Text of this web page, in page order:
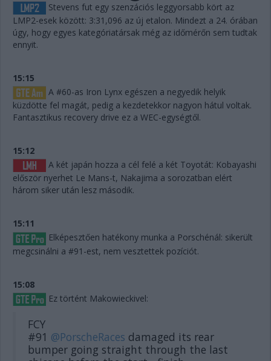
Stevens fut egy szenzációs leggyorsabb kört az
LMP2-esek között: 3:31,096 az új etalon. Mindezt a 24. órában
úgy, hogy egyes kategóriatársak még az időmérőn sem tudtak
ennyit.
15:15
A #60-as Iron Lynx egészen a negyedik helyik
küzdötte fel magát, pedig a kezdetekkor nagyon hátul voltak.
Fantasztikus recovery drive ez a WEC-egységtől.
15:12
A két japán hozza a cél felé a két Toyotát: Kobayashi
először nyerhet Le Mans-t, Nakajima a sorozatban elért
három siker után lesz második.
15:11
Elképesztően hatékony munka a Porschénál: sikerült
megcsinálni a #91-est, nem vesztettek pozíciót.
15:08
Ez történt Makowieckivel:
FCY
#91 @PorscheRaces damaged its rear
bumper going straight through the last